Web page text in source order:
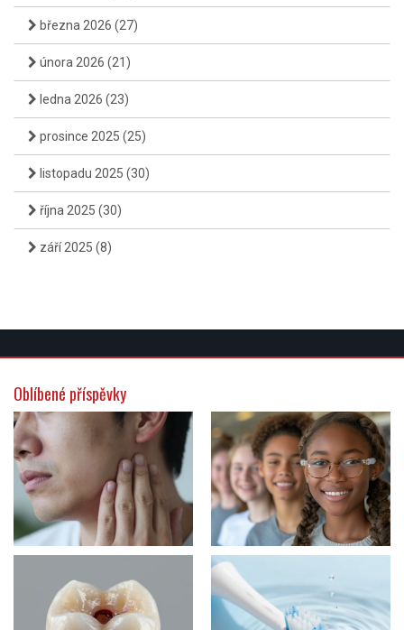
března 2026 (27)
února 2026 (21)
ledna 2026 (23)
prosince 2025 (25)
listopadu 2025 (30)
října 2025 (30)
září 2025 (8)
Oblíbené příspěvky